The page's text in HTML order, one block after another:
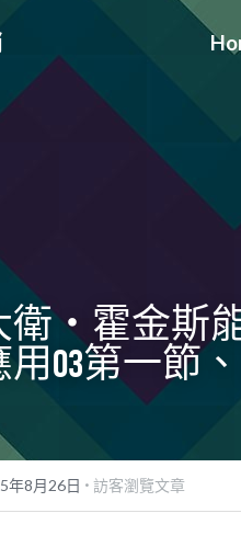
衛・霍金斯
用03第一節
年8月26日 · 訪客瀏覽文章